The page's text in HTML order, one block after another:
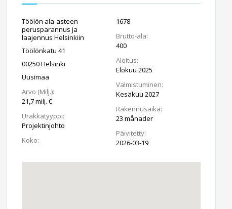
Töölön ala-asteen
perusparannus ja
laajennus Helsinkiin
Töölönkatu 41
00250 Helsinki
Uusimaa
Arvo (Milj.):
21,7 milj. €
Urakkatyyppi:
Projektinjohto
Koko:
1678
Brutto-ala:
400
Aloitus:
Elokuu 2025
Valmistuminen:
Kesäkuu 2027
Rakennusaika:
23 månader
Päivitetty:
2026-03-19